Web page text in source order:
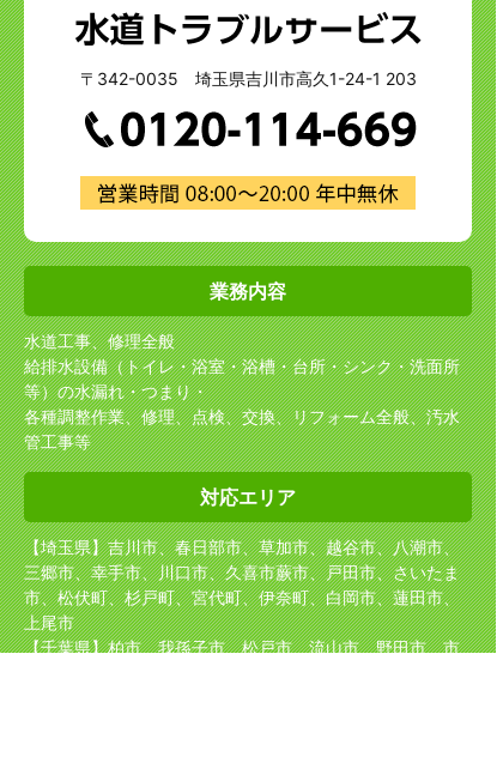
〒342-0035 埼玉県吉川市高久1-24-1 203
業務内容
水道工事、修理全般
給排水設備（トイレ・浴室・浴槽・台所・シンク・洗面所
等）の水漏れ・つまり・
各種調整作業、修理、点検、交換、リフォーム全般、汚水
管工事等
対応エリア
【埼玉県】吉川市、春日部市、草加市、越谷市、八潮市、
三郷市、幸手市、川口市、久喜市蕨市、戸田市、さいたま
市、松伏町、杉戸町、宮代町、伊奈町、白岡市、蓮田市、
上尾市
【千葉県】柏市、我孫子市、松戸市、流山市、野田市、市